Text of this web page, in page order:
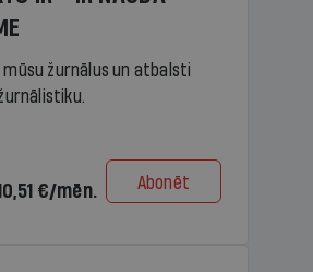
mūsu žurnālus un atbalsti
€/mēn. Abonēt